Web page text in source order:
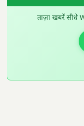
ताज़ा खबरें सीधे